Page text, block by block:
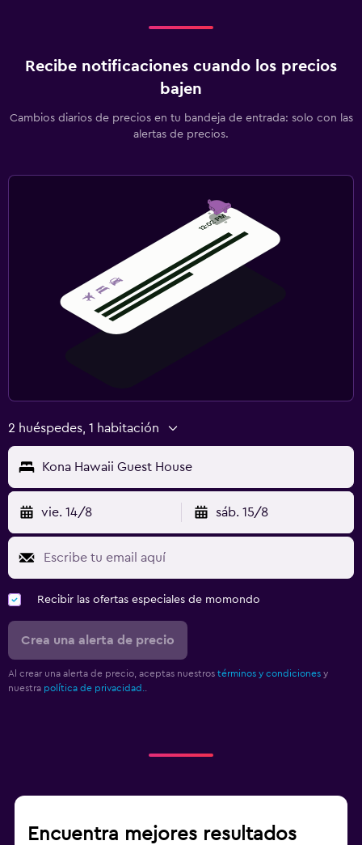
Recibe notificaciones cuando los precios
bajen
Cambios diarios de precios en tu bandeja de entrada: solo con las
alertas de precios.
2 huéspedes, 1 habitación
Kona Hawaii Guest House
vie. 14/8 sáb. 15/8
Recibir las ofertas especiales de momondo
Crea una alerta de precio
Al crear una alerta de precio, aceptas nuestros términos y condiciones y
nuestra política de privacidad.
Encuentra mejores resultados